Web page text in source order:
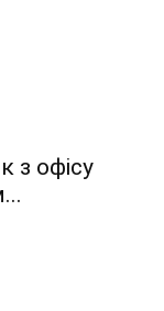
з офісу